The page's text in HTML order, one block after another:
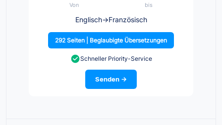
Von bis
Englisch→Französisch
292 Seiten | Beglaubigte Übersetzungen
Schneller Priority-Service
Senden →